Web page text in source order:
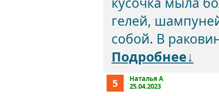
гелей,
собой. В
Подробнее↓
5
Наталья А
25.04.2023